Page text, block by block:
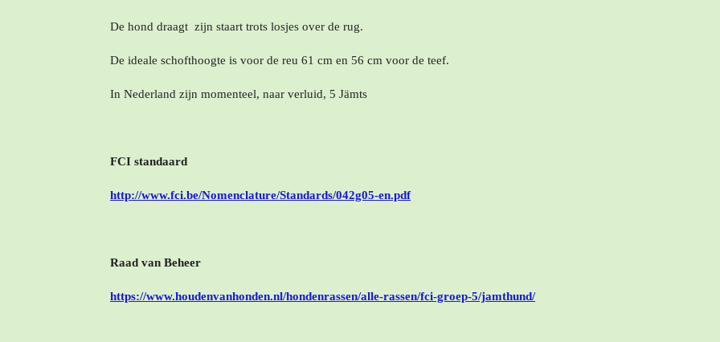
De hond draagt zijn staart trots losjes over de rug.
De ideale schofthoogte is voor de reu 61 cm en 56 cm voor de teef.
In Nederland zijn momenteel, naar verluid, 5 Jämts
FCI standaard
http://www.fci.be/Nomenclature/Standards/042g05-en.pdf
Raad van Beheer
https://www.houdenvanhonden.nl/hondenrassen/alle-rassen/fci-groep-5/jamthund/